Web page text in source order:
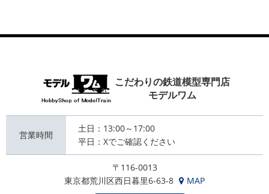
こだわりの鉄道模型専門店
モデルワム
営業時間
土日：13:00～17:00
平日：Xでご確認ください
〒116-0013
東京都荒川区西日暮里6-63-8
MAP